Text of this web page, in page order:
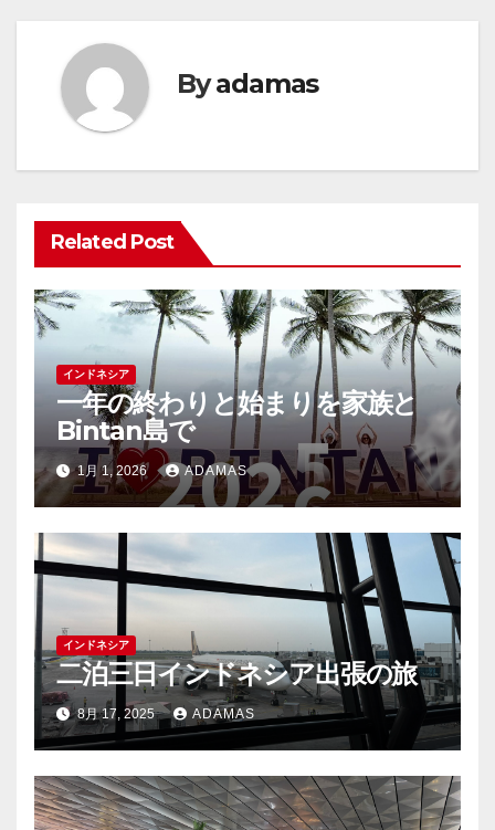
ゲ
ー
シ
ン
Byadamas
Related Post
インドネシア
一年の終わりと始まりを家族と
Bintan島で
1月 1, 2026 ADAMAS
インドネシア
二泊三日インドネシア出張の旅
8月 17, 2025 ADAMAS